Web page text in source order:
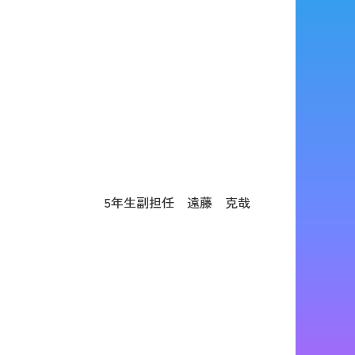
5年生副担任 遠藤 克哉